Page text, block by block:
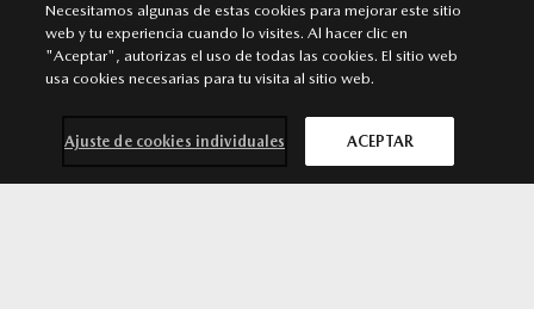
Aviso legal
Ley de Servicios Digitales
© 2026 Mazda España | Todos los derechos reservados |
All In Media
SÍGUENOS EN
Necesitamos algunas de estas cookies para mejorar este sitio
web y tu experiencia cuando lo visites. Al hacer clic en
"Aceptar", autorizas el uso de todas las cookies. El sitio web
usa cookies necesarias para tu visita al sitio web.
Ajuste de cookies individuales ACEPTAR